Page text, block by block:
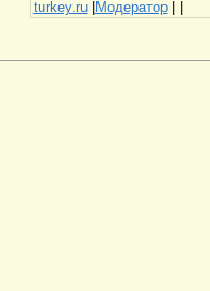
turkey.ru|Модератор| |